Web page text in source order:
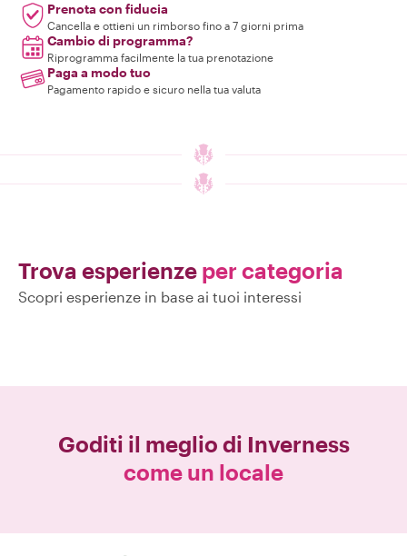
Prenota con fiducia
Cancella e ottieni un rimborso fino a 7 giorni prima
Cambio di programma?
Riprogramma facilmente la tua prenotazione
Paga a modo tuo
Pagamento rapido e sicuro nella tua valuta
Trova esperienze per categoria
Scopri esperienze in base ai tuoi interessi
Goditi il meglio di Inverness
come un locale